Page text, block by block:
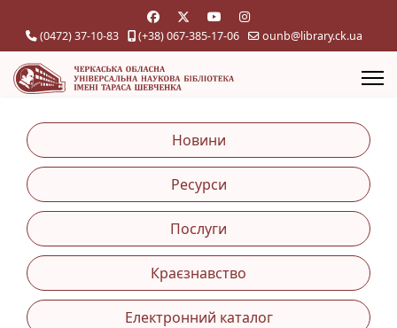
(0472) 37-10-83 (+38) 067-385-17-06 ounb@library.ck.ua
Новини
Ресурси
Послуги
Краєзнавство
Електронний каталог